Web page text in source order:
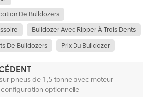
De Bulldozers
Bulldozer Avec Ripper À Trois Dents
De Bulldozers Prix Du Bulldozer
pneus de 1,5 tonne avec moteur
configuration optionnelle